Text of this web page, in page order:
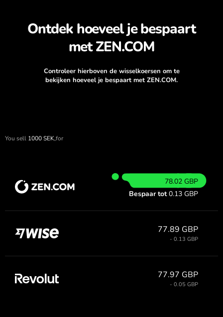
Ontdek hoeveel je bespaart
met ZEN.COM
Controleer hierboven de wisselkoersen om te
bekijken hoeveel je bespaart met ZEN.COM.
You sell 1000SEK,for
78.02 GBP
Bespaar tot 0.13 GBP
77.89 GBP
- 0.13 GBP
77.97 GBP
- 0.05 GBP